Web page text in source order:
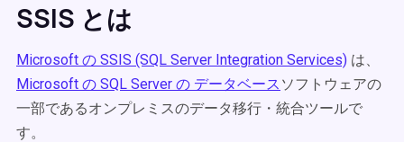
SSIS とは
Microsoft の SSIS (SQL Server Integration Services) は、
Microsoft の SQL Server の データベース ソフトウェアの
一部であるオンプレミスのデータ移行・統合ツールで
す。